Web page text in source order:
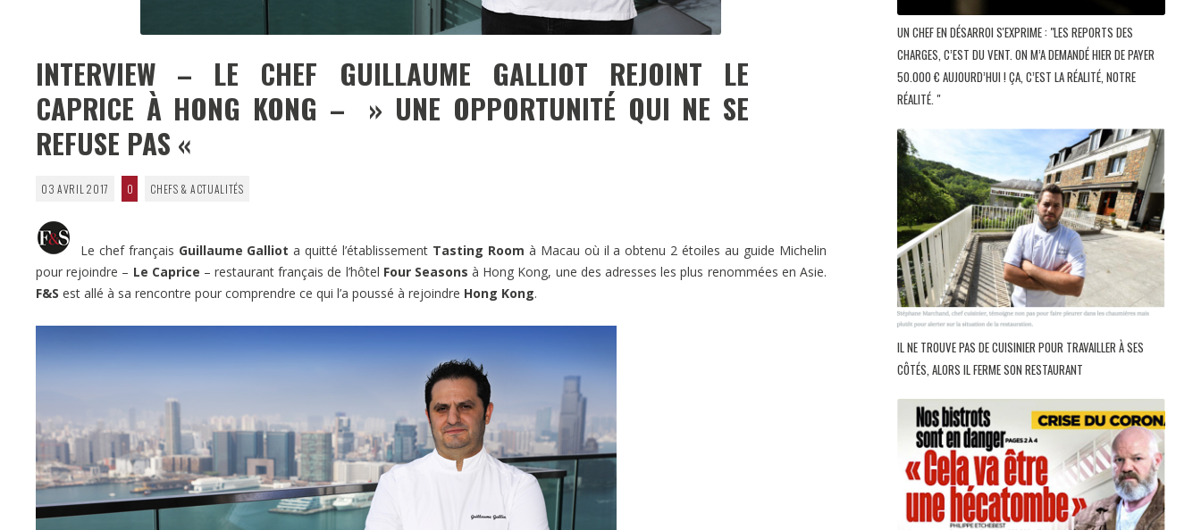
INTERVIEW – LE CHEF GUILLAUME GALLIOT REJOINT LE
CAPRICE À HONG KONG – » UNE OPPORTUNITÉ QUI NE SE
REFUSE PAS «
03 AVRIL 2017 0 CHEFS & ACTUALITÉS
Le chef français Guillaume Galliot a quitté l’établissement Tasting Room à Macau où il a obtenu 2 étoiles au guide Michelin
pour rejoindre – Le Caprice – restaurant français de l’hôtel Four Seasons à Hong Kong, une des adresses les plus renommées en Asie.
F&S est allé à sa rencontre pour comprendre ce qui l’a poussé à rejoindre Hong Kong.
UN CHEF EN DÉSARROI S'EXPRIME : "LES REPORTS DES
CHARGES, C’EST DU VENT. ON M’A DEMANDÉ HIER DE PAYER
50.000 € AUJOURD’HUI ! ÇA, C’EST LA RÉALITÉ, NOTRE
RÉALITÉ. "
IL NE TROUVE PAS DE CUISINIER POUR TRAVAILLER À SES
CÔTÉS, ALORS IL FERME SON RESTAURANT